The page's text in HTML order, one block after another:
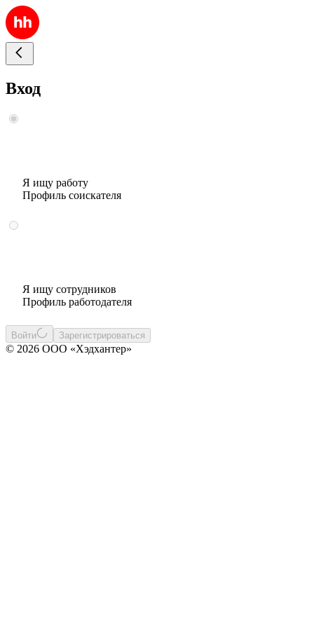
Вход
Я ищу работу
Профиль соискателя
Я ищу сотрудников
Профиль работодателя
Войти Зарегистрироваться
© 2026 ООО «Хэдхантер»